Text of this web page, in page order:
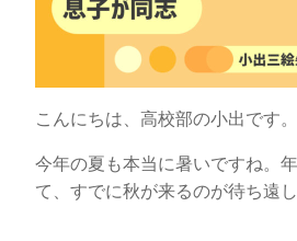
こんにちは、高校部の小出です。
今年の夏も本当に暑いですね。
て、すでに秋が来るのが待ち遠し